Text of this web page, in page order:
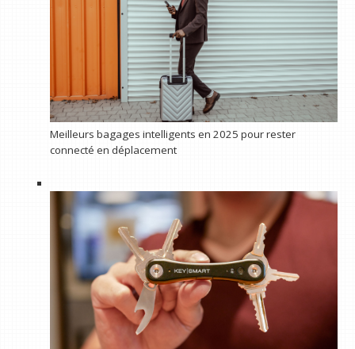
Meilleurs bagages intelligents en 2025 pour rester
connecté en déplacement